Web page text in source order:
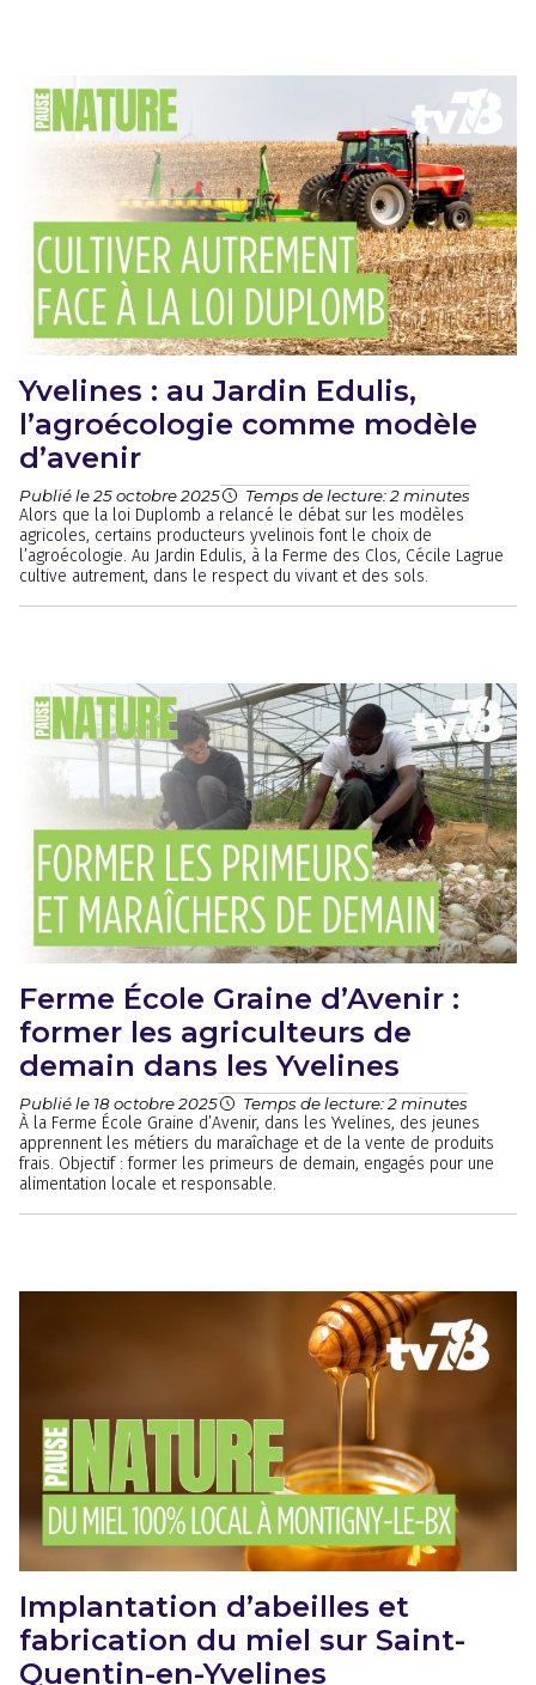
Yvelines : au Jardin Edulis,
l’agroécologie comme modèle
d’avenir
Publié le 25 octobre 2025 Temps de lecture: 2 minutes
Alors que la loi Duplomb a relancé le débat sur les modèles
agricoles, certains producteurs yvelinois font le choix de
l’agroécologie. Au Jardin Edulis, à la Ferme des Clos, Cécile Lagrue
cultive autrement, dans le respect du vivant et des sols.
Ferme École Graine d’Avenir :
former les agriculteurs de
demain dans les Yvelines
Publié le 18 octobre 2025 Temps de lecture: 2 minutes
À la Ferme École Graine d’Avenir, dans les Yvelines, des jeunes
apprennent les métiers du maraîchage et de la vente de produits
frais. Objectif : former les primeurs de demain, engagés pour une
alimentation locale et responsable.
Implantation d’abeilles et
fabrication du miel sur Saint-
Quentin-en-Yvelines